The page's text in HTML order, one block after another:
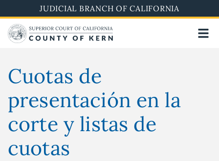
to
main
content
JUDICIAL BRANCH OF CALIFORNIA
Cuotas de
presentación en la
corte y listas de
cuotas